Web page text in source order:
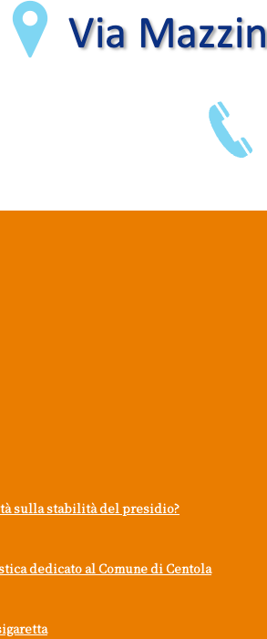
sulla stabilità del presidio?
dedicato al Comune di Centola